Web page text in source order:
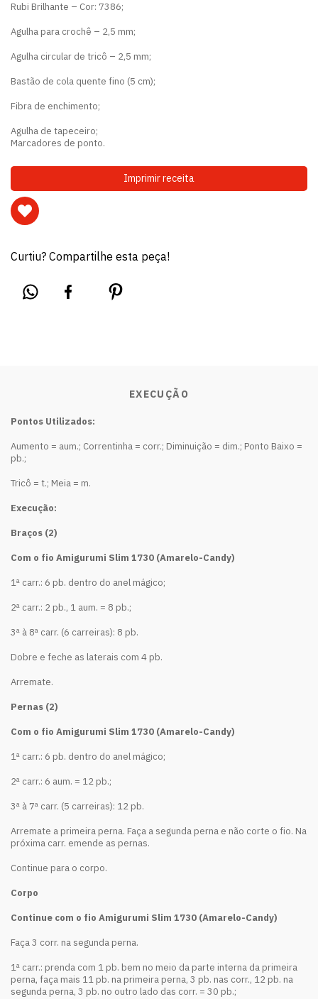
Rubi Brilhante – Cor: 7386;
Agulha para crochê – 2,5 mm;
Agulha circular de tricô – 2,5 mm;
Bastão de cola quente fino (5 cm);
Fibra de enchimento;
Agulha de tapeceiro;
Marcadores de ponto.
Imprimir receita
Curtiu? Compartilhe esta peça!
EXECUÇÃO
Pontos Utilizados:
Aumento = aum.; Correntinha = corr.; Diminuição = dim.; Ponto Baixo =
pb.;
Tricô = t.; Meia = m.
Execução:
Braços (2)
Com o fio Amigurumi Slim 1730 (Amarelo-Candy)
1ª carr.: 6 pb. dentro do anel mágico;
2ª carr.: 2 pb., 1 aum. = 8 pb.;
3ª à 8ª carr. (6 carreiras): 8 pb.
Dobre e feche as laterais com 4 pb.
Arremate.
Pernas (2)
Com o fio Amigurumi Slim 1730 (Amarelo-Candy)
1ª carr.: 6 pb. dentro do anel mágico;
2ª carr.: 6 aum. = 12 pb.;
3ª à 7ª carr. (5 carreiras): 12 pb.
Arremate a primeira perna. Faça a segunda perna e não corte o fio. Na
próxima carr. emende as pernas.
Continue para o corpo.
Corpo
Continue com o fio Amigurumi Slim 1730 (Amarelo-Candy)
Faça 3 corr. na segunda perna.
1ª carr.: prenda com 1 pb. bem no meio da parte interna da primeira
perna, faça mais 11 pb. na primeira perna, 3 pb. nas corr., 12 pb. na
segunda perna, 3 pb. no outro lado das corr. = 30 pb.;